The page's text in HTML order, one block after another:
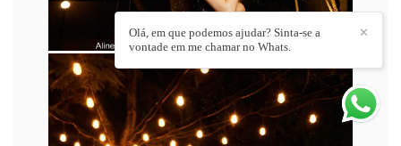
✕
Olá, em que podemos ajudar? Sinta-se a
vontade em me chamar no Whats.